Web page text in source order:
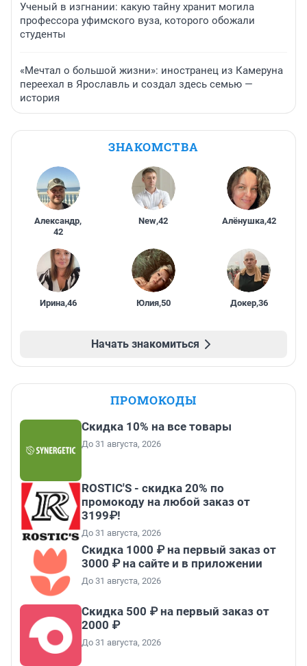
Ученый в изгнании: какую тайну хранит могила
профессора уфимского вуза, которого обожали
студенты
«Мечтал о большой жизни»: иностранец из Камеруна
переехал в Ярославль и создал здесь семью —
история
ЗНАКОМСТВА
Александр,
42
New,42 Алёнушка,42
Ирина,46 Юлия,50 Докер,36
Начать знакомиться
ПРОМОКОДЫ
Скидка 10% на все товары
До 31 августа, 2026
ROSTIC'S - скидка 20% по
промокоду на любой заказ от
3199₽!
До 31 августа, 2026
Скидка 1000 ₽ на первый заказ от
3000 ₽ на сайте и в приложении
До 31 августа, 2026
Скидка 500 ₽ на первый заказ от
2000 ₽
До 31 августа, 2026